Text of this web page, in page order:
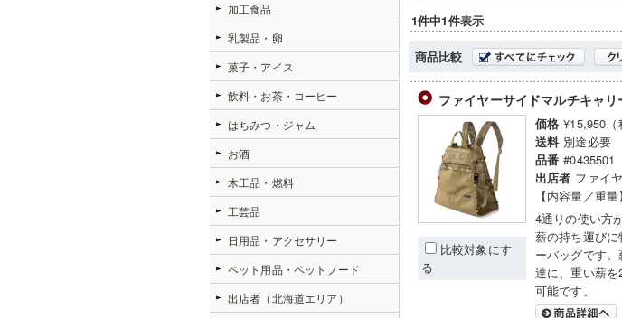
1件中1件表示
商品比較
ファイヤーサイドマルチキャリ
比較対象にす
る
価格 ¥15,950（
送料 別途必要
品番 #0435501
出店者 ファイ
【内容量／重
4通りの使い方
薪の持ち運び
ーバッグです
達に、重い薪
可能です。
加工食品
乳製品・卵
菓子・アイス
飲料・お茶・コーヒー
はちみつ・ジャム
お酒
木工品・燃料
工芸品
日用品・アクセサリー
ペット用品・ペットフード
出店者（北海道エリア）